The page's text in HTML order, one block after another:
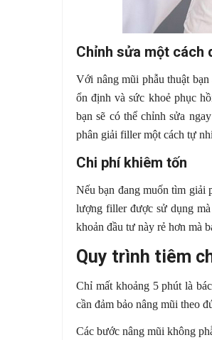
Chỉnh sửa một cách
Với nâng mũi phẫu thuật
ổn định và sức khoẻ phục
bạn sẽ có thể chỉnh sửa
phân giải filler một cách tự
Chi phí khiêm tốn
Nếu bạn đang muốn tìm giải
lượng filler được sử dụng
khoản đầu tư này rẻ hơn mà
Quy trình tiêm
Chỉ mất khoảng 5 phút là
cần đảm bảo nâng mũi theo
Các bước nâng mũi không